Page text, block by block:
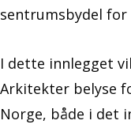
sentrumsbydel for
I dette innlegget
Arkitekter belyse
Norge, både i det